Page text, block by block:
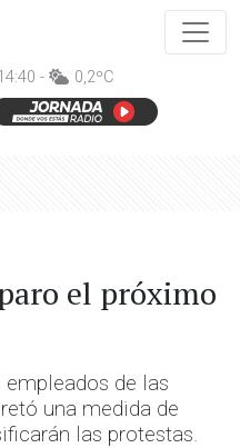
- 0,2ºC
el próximo
de las
una medida de
las protestas.